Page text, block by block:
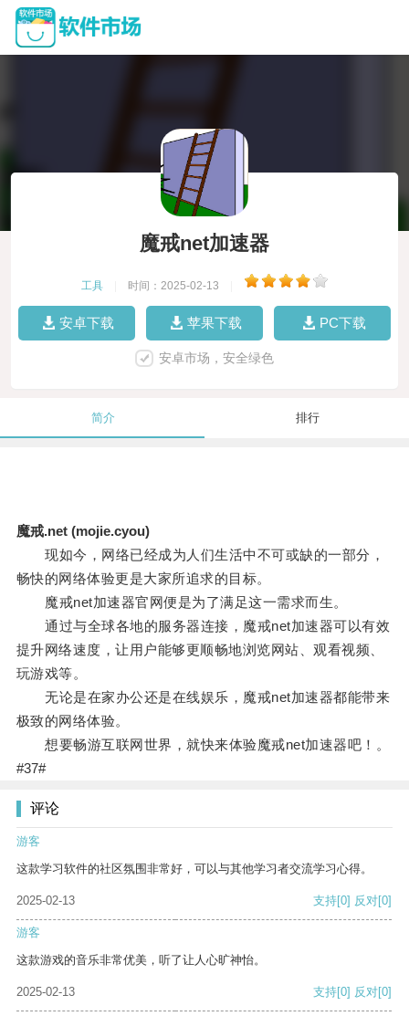
魔戒net加速器
工具 时间：2025-02-13
安卓下载 苹果下载 PC下载
安卓市场，安全绿色
简介 排行
魔戒.net (mojie.cyou)
现如今，网络已经成为人们生活中不可或缺的一部分，
畅快的网络体验更是大家所追求的目标。
魔戒net加速器官网便是为了满足这一需求而生。
通过与全球各地的服务器连接，魔戒net加速器可以有效
提升网络速度，让用户能够更顺畅地浏览网站、观看视频、
玩游戏等。
无论是在家办公还是在线娱乐，魔戒net加速器都能带来
极致的网络体验。
想要畅游互联网世界，就快来体验魔戒net加速器吧！。
#37#
评论
游客
这款学习软件的社区氛围非常好，可以与其他学习者交流学习心得。
2025-02-13 支持[0] 反对[0]
游客
这款游戏的音乐非常优美，听了让人心旷神怡。
2025-02-13 支持[0] 反对[0]